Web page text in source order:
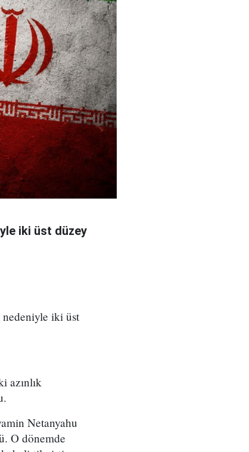
iki üst düzey
nedeniyle iki üst
azınlık
Netanyahu
O dönemde